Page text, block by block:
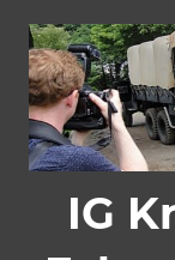
Inhalt
springen
IG